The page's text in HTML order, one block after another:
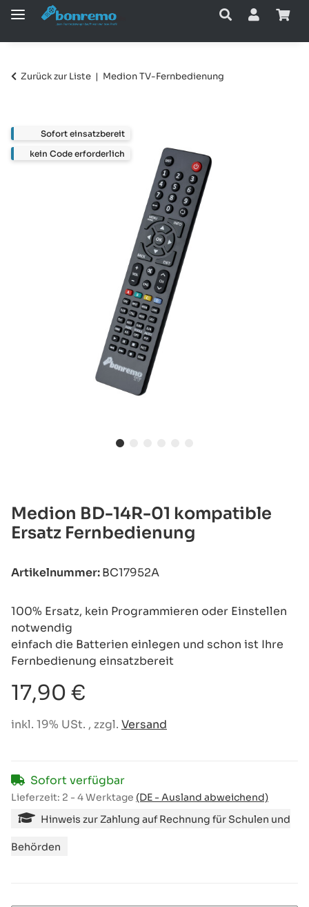
Zurück zur Liste Medion TV-Fernbedienung
Medion BD-14R-01 kompatible
Ersatz Fernbedienung
Artikelnummer:BC17952A
100% Ersatz, kein Programmieren oder Einstellen
notwendig
einfach die Batterien einlegen und schon ist Ihre
Fernbedienung einsatzbereit
17,90 €
inkl. 19% USt. , zzgl. Versand
Sofort verfügbar
Lieferzeit: 2 - 4 Werktage (DE - Ausland abweichend)
Hinweis zur Zahlung auf Rechnung für Schulen und
Behörden